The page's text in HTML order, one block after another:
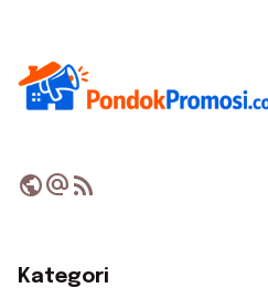
publicalternate_emailrss_feed
Kategori